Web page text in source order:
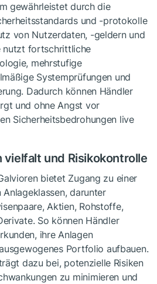
gewährleistet durch die
und -protokolle
von Nutzerdaten, -geldern und
nutzt fortschrittliche
mehrstufige
Systemprüfungen und
Dadurch können Händler
und ohne Angst vor
Sicherheitsbedrohungen live
vielfalt und Risikokontrolle
bietet Zugang zu einer
darunter
Aktien, Rohstoffe,
So können Händler
ihre Anlagen
Portfolio aufbauen.
dazu bei, potenzielle Risiken
zu minimieren und